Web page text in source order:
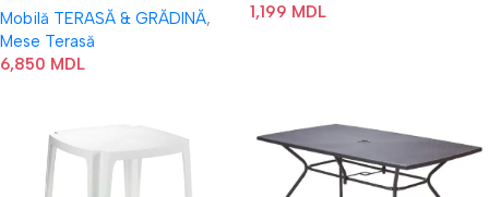
Mobilă TERASĂ & GRĂDINĂ,
Mese Terasă
6,850 MDL
1,199 MDL